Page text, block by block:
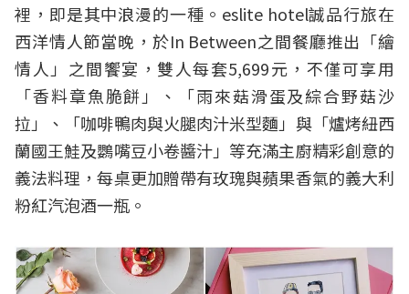
裡，即是其中浪漫的一種。eslite hotel誠品行旅在
西洋情人節當晚，於In Between之間餐廳推出「繪
情人」之間饗宴，雙人每套5,699元，不僅可享用
「香料章魚脆餅」、「雨來菇滑蛋及綜合野菇沙
拉」、「咖啡鴨肉與火腿肉汁米型麵」與「爐烤紐西
蘭國王鮭及鸚嘴豆小卷醬汁」等充滿主廚精彩創意的
義法料理，每桌更加贈帶有玫瑰與蘋果香氣的義大利
粉紅汽泡酒一瓶。